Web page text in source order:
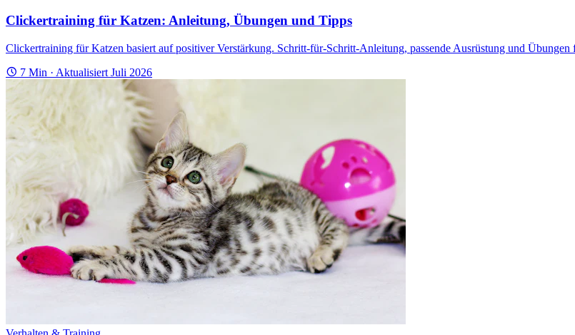
Clickertraining für Katzen: Anleitung, Übungen und Tipps
Clickertraining für Katzen basiert auf positiver Verstärkung. Schritt-für-Schritt-Anleitung, passende Ausrüstung und Übungen
7 Min · Aktualisiert Juli 2026